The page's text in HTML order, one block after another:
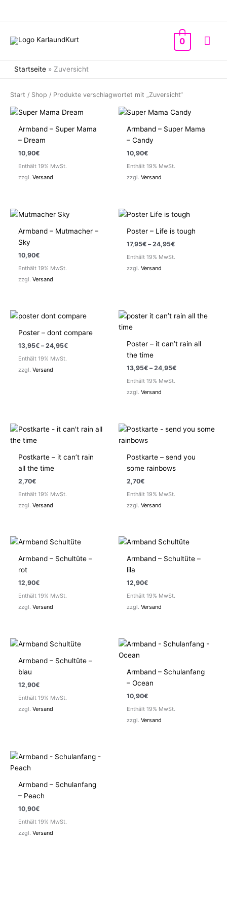
0
Startseite » Zuversicht
Start / Shop / Produkte verschlagwortet mit „Zuversicht“
Armband – Super Mama
– Dream
10,90€
Enthält 19% MwSt.
zzgl.Versand
Armband – Super Mama
– Candy
10,90€
Enthält 19% MwSt.
zzgl.Versand
Armband – Mutmacher –
Sky
10,90€
Enthält 19% MwSt.
zzgl.Versand
Poster – Life is tough
17,95€ –24,95€Preisspanne:
bis
Enthält 19% MwSt.
zzgl.Versand
Poster – dont compare
13,95€ –24,95€Preisspanne:
Enthält 19% MwSt.
zzgl.Versand
Poster – it can’t rain all
the time
13,95€ –24,95€Preisspanne:
Enthält 19% MwSt.
zzgl.Versand
Postkarte – it can’t rain
all the time
2,70€
Enthält 19% MwSt.
zzgl.Versand
Postkarte – send you
some rainbows
2,70€
Enthält 19% MwSt.
zzgl.Versand
Armband – Schultüte –
rot
12,90€
Enthält 19% MwSt.
zzgl.Versand
Armband – Schultüte –
lila
12,90€
Enthält 19% MwSt.
zzgl.Versand
Armband – Schultüte –
blau
12,90€
Enthält 19% MwSt.
zzgl.Versand
Armband – Schulanfang
– Ocean
10,90€
Enthält 19% MwSt.
zzgl.Versand
Armband – Schulanfang
– Peach
10,90€
Enthält 19% MwSt.
zzgl.Versand